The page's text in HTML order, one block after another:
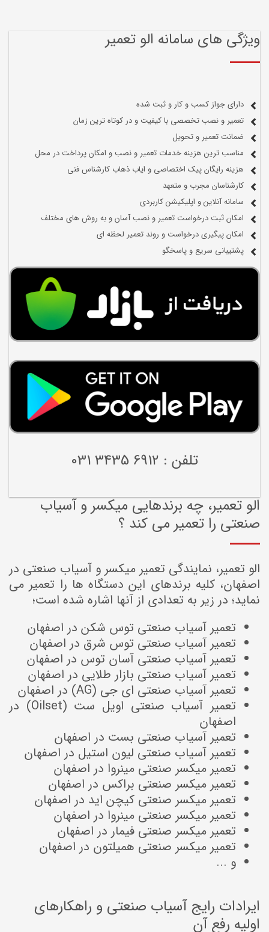
ویژگی های سامانه الو تعمیر
دارای جواز کسب و کار و ثبت شده
تعمیر و نصب تخصصی با کیفیت و در کوتاه ترین زمان
ضمانت تعمیر و تحویل
مناسب ترین هزینه خدمات تعمیر و نصب و امکان پرداخت در محل
هزینه رایگان پیک اختصاصی و ایاب ذهاب کارشناس فنی
کارشناسان مجرب و متعهد
سامانه آنلاین و اپلیکیشن کاربردی
امکان ثبت درخواست تعمیر و نصب آسان و به روش های مختلف
امکان پیگیری درخواست و روند تعمیر لحظه ای
پشتیبانی سریع و پاسخگو
تلفن : 6912 3435 031
الو تعمیر، چه برندهایی میکسر و آسیاب
صنعتی را تعمیر می کند ؟
الو تعمیر، نمایندگی تعمیر میکسر و آسیاب صنعتی در
اصفهان، کلیه برندهای این دستگاه ها را تعمیر می
نماید؛ در زیر به تعدادی از آنها اشاره شده است؛
تعمیر آسیاب صنعتی توس شکن در اصفهان
تعمیر آسیاب صنعتی توس شرق در اصفهان
تعمیر آسیاب صنعتی آسان توس در اصفهان
تعمیر آسیاب صنعتی بازار طلایی در اصفهان
تعمیر آسیاب صنعتی ای جی (AG) در اصفهان
تعمیر آسیاب صنعتی اویل ست (Oilset) در
اصفهان
تعمیر آسیاب صنعتی بست در اصفهان
تعمیر آسیاب صنعتی لیون استیل در اصفهان
تعمیر میکسر صنعتی مینروا در اصفهان
تعمیر میکسر صنعتی براکس در اصفهان
تعمیر میکسر صنعتی کیچن اید در اصفهان
تعمیر میکسر صنعتی مینروا در اصفهان
تعمیر میکسر صنعتی فیمار در اصفهان
تعمیر میکسر صنعتی همیلتون در اصفهان
و ...
ایرادات رایج آسیاب صنعتی و راهکارهای
اولیه رفع آن